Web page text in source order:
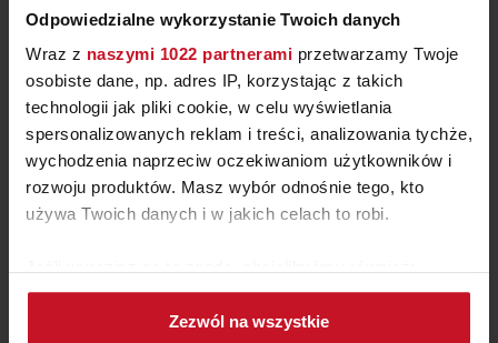
Odpowiedzialne wykorzystanie Twoich danych
Wraz z naszymi 1022 partnerami przetwarzamy Twoje
osobiste dane, np. adres IP, korzystając z takich
technologii jak pliki cookie, w celu wyświetlania
spersonalizowanych reklam i treści, analizowania tychże,
wychodzenia naprzeciw oczekiwaniom użytkowników i
rozwoju produktów. Masz wybór odnośnie tego, kto
używa Twoich danych i w jakich celach to robi.
Gromadzić dane dotyczące Twojej lokalizacji
geograficznej z dokładnością nawet do kilku metrów
Zezwól na wszystkie